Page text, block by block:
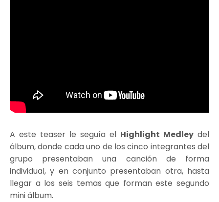
A este teaser le seguía el Highlight Medley del
álbum, donde cada uno de los cinco integrantes del
grupo presentaban una canción de forma
individual, y en conjunto presentaban otra, hasta
llegar a los seis temas que forman este segundo
mini álbum.